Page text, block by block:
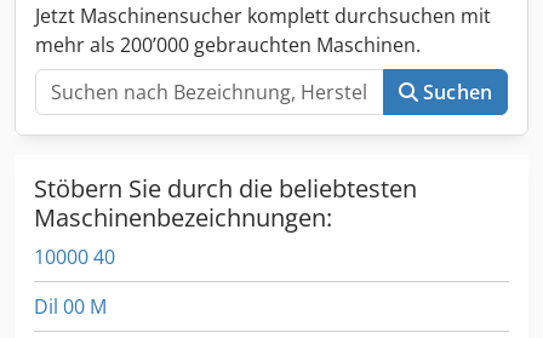
Jetzt Maschinensucher komplett durchsuchen mit
mehr als 200’000 gebrauchten Maschinen.
Suchen
Stöbern Sie durch die beliebtesten
Maschinenbezeichnungen:
10000 40
Dil 00 M